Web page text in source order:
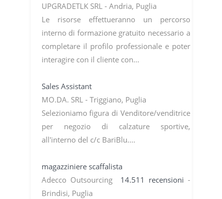
UPGRADETLK SRL - Andria, Puglia
Le risorse effettueranno un percorso
interno di formazione gratuito necessario a
completare il profilo professionale e poter
interagire con il cliente con...
Sales Assistant
MO.DA. SRL - Triggiano, Puglia
Selezioniamo figura di Venditore/venditrice
per negozio di calzature sportive,
all'interno del c/c BariBlu....
magazziniere scaffalista
Adecco Outsourcing 14.511 recensioni -
Brindisi, Puglia